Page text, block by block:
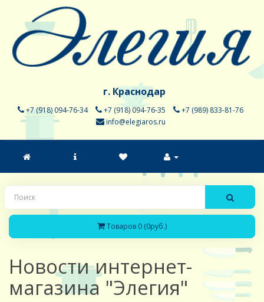
г. Краснодар
+7 (918) 094-76-34 +7 (918) 094-76-35
+7 (989) 833-81-76
info@elegiaros.ru
Товаров 0 (0руб.)
Новости интернет-
магазина "Элегия"